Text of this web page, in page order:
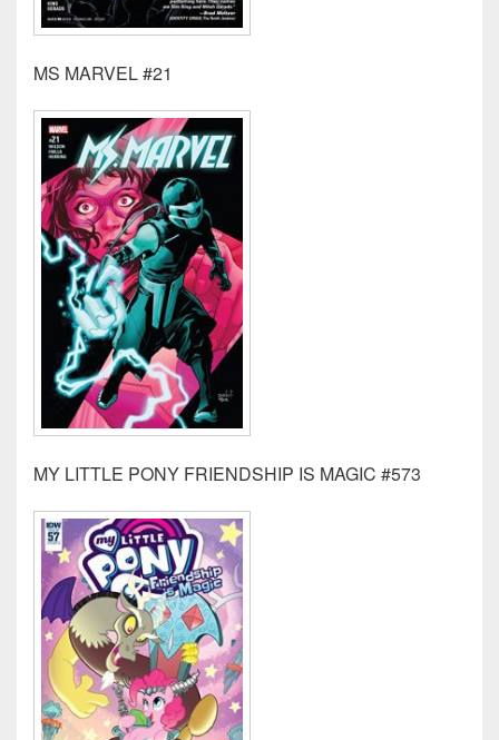
MS MARVEL #21
MY LITTLE PONY FRIENDSHIP IS MAGIC #573